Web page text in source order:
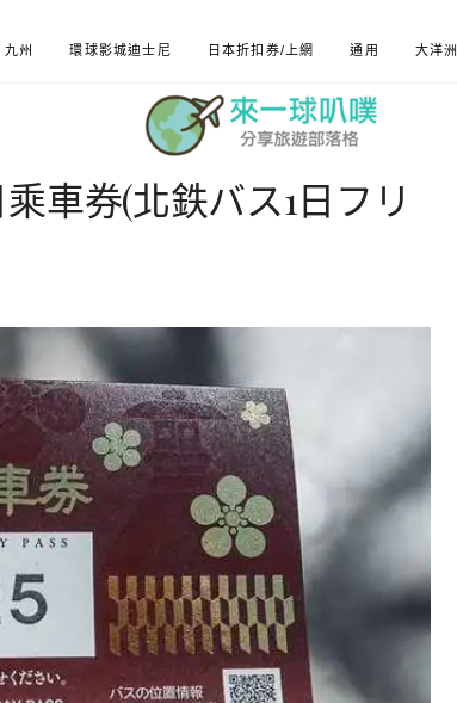
九州 環球影城迪士尼 日本折扣券/上網 通用 大洋洲
車券(北鉄バス1日フリ